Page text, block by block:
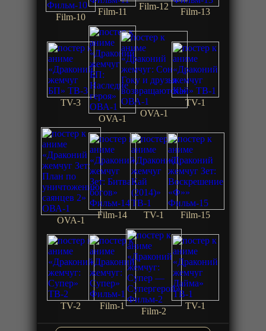
Film-10
Film-11
Film-12
Film-13
TV-3
OVA-1
OVA-1
TV-1
OVA-1
Film-14 TV-1 Film-15
TV-2 Film-1
Film-2
TV-1